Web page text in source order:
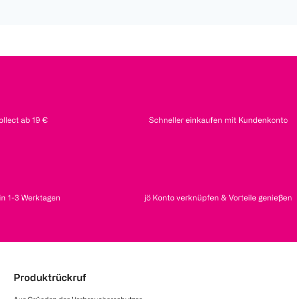
ab 19 € Schneller einkaufen mit Kundenkonto
1-3 Werktagen jö Konto verknüpfen & Vorteile genießen
Produktrückruf